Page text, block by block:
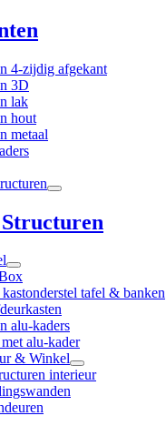
4-zijdig afgekant
3D
lak
hout
metaal
kastonderstel tafel & banken
alu-kaders
alu-kader
& Winkel
interieur